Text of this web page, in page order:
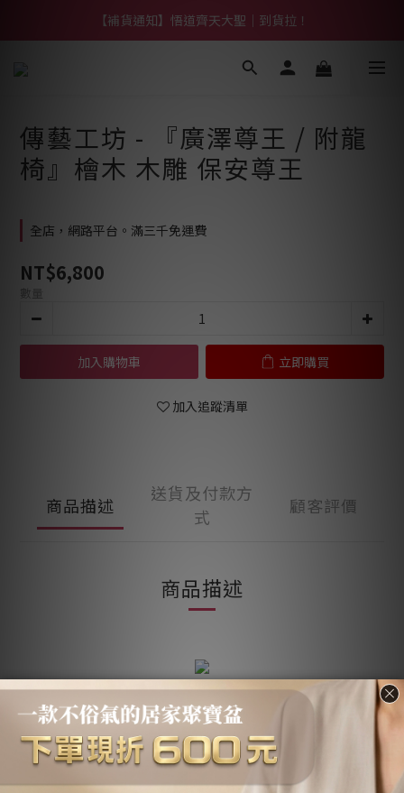
【熱門】馬上有系列！四種寶物幫你財運「轉」進來
【補貨通知】悟道齊天大聖｜到貨拉！
【熱門】馬上有系列！四種寶物幫你財運「轉」進來
傳藝工坊 - 『廣澤尊王 / 附龍
椅』檜木 木雕 保安尊王
全店，網路平台。滿三千免運費
NT$6,800
加入購物車 立即購買
加入追蹤清單
商品描述
送貨及付款方
式
顧客評價
商品描述